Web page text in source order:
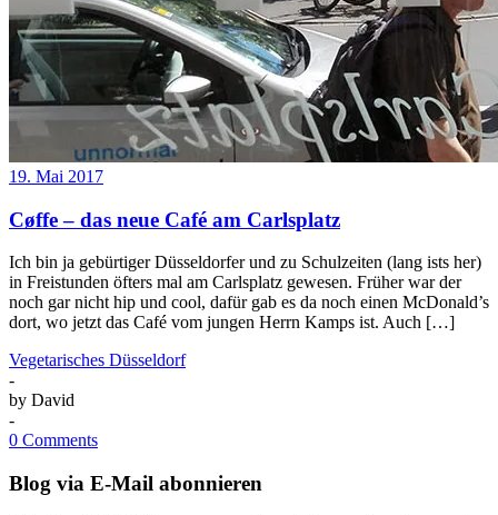
19. Mai 2017
Cøffe – das neue Café am Carlsplatz
Ich bin ja gebürtiger Düsseldorfer und zu Schulzeiten (lang ists her)
in Freistunden öfters mal am Carlsplatz gewesen. Früher war der
noch gar nicht hip und cool, dafür gab es da noch einen McDonald’s
dort, wo jetzt das Café vom jungen Herrn Kamps ist. Auch […]
Vegetarisches Düsseldorf
-
by David
-
0 Comments
Blog via E-Mail abonnieren